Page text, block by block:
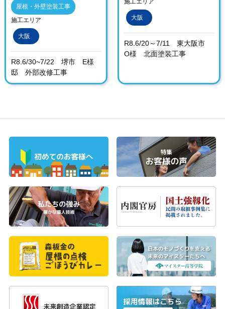
屋根・外壁塗装工事
施工エリア
大阪
R8.6/30~7/22 堺市 E様
邸 外部改修工事
大阪
R8.6/20～7/11 東大阪市
O様 北面塗装工事